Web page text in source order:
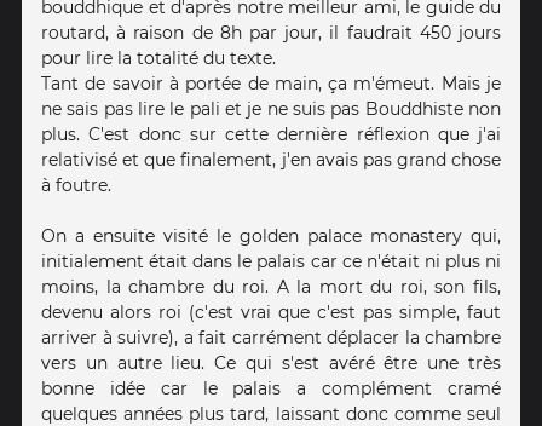
bouddhique et d'après notre meilleur ami, le guide du
routard, à raison de 8h par jour, il faudrait 450 jours
pour lire la totalité du texte.
Tant de savoir à portée de main, ça m'émeut. Mais je
ne sais pas lire le pali et je ne suis pas Bouddhiste non
plus. C'est donc sur cette dernière réflexion que j'ai
relativisé et que finalement, j'en avais pas grand chose
à foutre.
On a ensuite visité le golden palace monastery qui,
initialement était dans le palais car ce n'était ni plus ni
moins, la chambre du roi. A la mort du roi, son fils,
devenu alors roi (c'est vrai que c'est pas simple, faut
arriver à suivre), a fait carrément déplacer la chambre
vers un autre lieu. Ce qui s'est avéré être une très
bonne idée car le palais a complément cramé
quelques années plus tard, laissant donc comme seul